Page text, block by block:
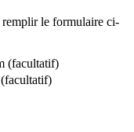
remplir le formulaire ci-
(facultatif)